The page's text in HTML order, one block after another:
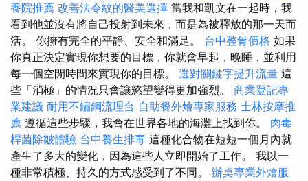
養院推薦 改善法令紋的醫美選擇 當我和凱文在一起時，我
看到他並沒有將自己投射到未來，而是為被釋放的那一天而
活。 你擁有完全的平靜、安全和滿足。 台中整骨價格 如果
你真正決定實現你想要的目標，你就會早起，晚睡，並利用
每一個空閒時間來實現你的目標。 選對關鍵字提升流量 這
些「消極」的情況只會讓慾望變得更加強烈。 商業登記專
業建議 耐用不鏽鋼流理台 自助餐外燴專家服務 士林按摩推
薦 遵循這些步驟，我會在世界各地的海灘上找到你。 肉毒
桿菌除皺體驗 台中養生排毒 這種化合物在短短一個月內就
產生了多大的變化，因為這些人立即開始了工作。 我以一
種非常積極、持久的方式感受到了不同。 辦桌專業外燴服